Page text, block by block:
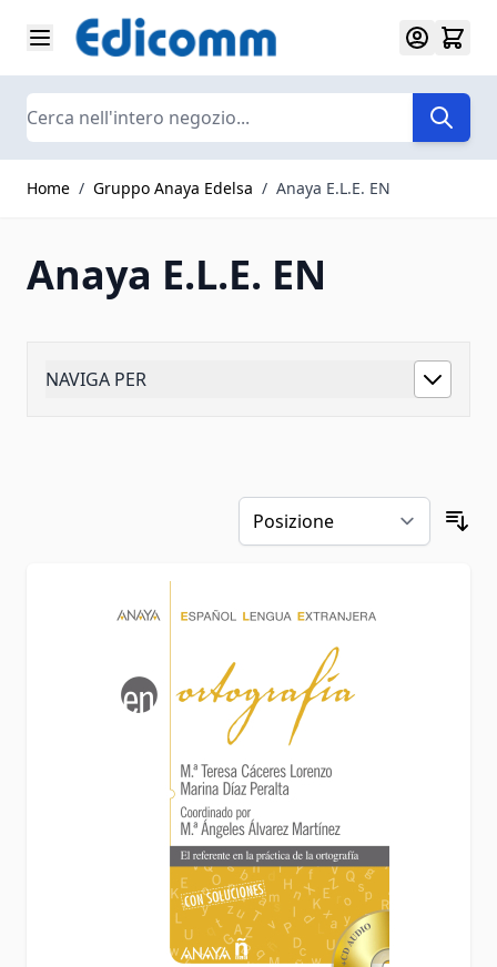
Salta al contenuto
Search
Home / Gruppo Anaya Edelsa / Anaya E.L.E. EN
Anaya E.L.E. EN
NAVIGA PER